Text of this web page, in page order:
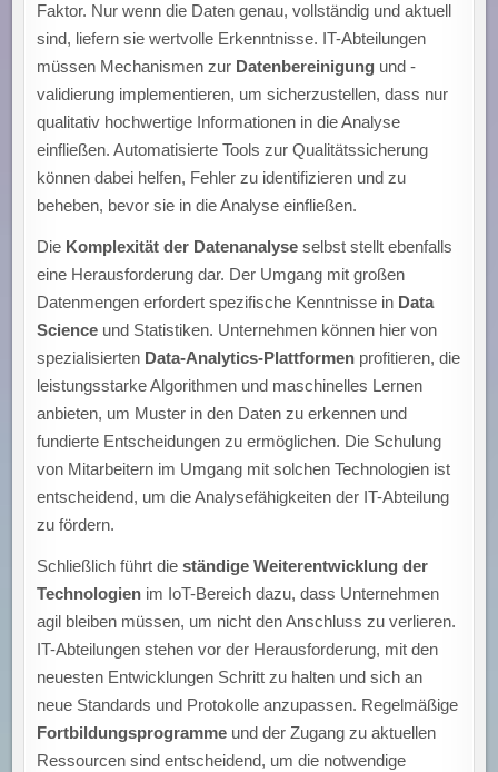
Faktor. Nur wenn die Daten genau, vollständig und aktuell
sind, liefern sie wertvolle Erkenntnisse. IT-Abteilungen
müssen Mechanismen zur Datenbereinigung und -
validierung implementieren, um sicherzustellen, dass nur
qualitativ hochwertige Informationen in die Analyse
einfließen. Automatisierte Tools zur Qualitätssicherung
können dabei helfen, Fehler zu identifizieren und zu
beheben, bevor sie in die Analyse einfließen.
Die Komplexität der Datenanalyse selbst stellt ebenfalls
eine Herausforderung dar. Der Umgang mit großen
Datenmengen erfordert spezifische Kenntnisse in Data
Science und Statistiken. Unternehmen können hier von
spezialisierten Data-Analytics-Plattformen profitieren, die
leistungsstarke Algorithmen und maschinelles Lernen
anbieten, um Muster in den Daten zu erkennen und
fundierte Entscheidungen zu ermöglichen. Die Schulung
von Mitarbeitern im Umgang mit solchen Technologien ist
entscheidend, um die Analysefähigkeiten der IT-Abteilung
zu fördern.
Schließlich führt dieständige Weiterentwicklung der
Technologien im IoT-Bereich dazu, dass Unternehmen
agil bleiben müssen, um nicht den Anschluss zu verlieren.
IT-Abteilungen stehen vor der Herausforderung, mit den
neuesten Entwicklungen Schritt zu halten und sich an
neue Standards und Protokolle anzupassen. Regelmäßige
Fortbildungsprogramme und der Zugang zu aktuellen
Ressourcen sind entscheidend, um die notwendige